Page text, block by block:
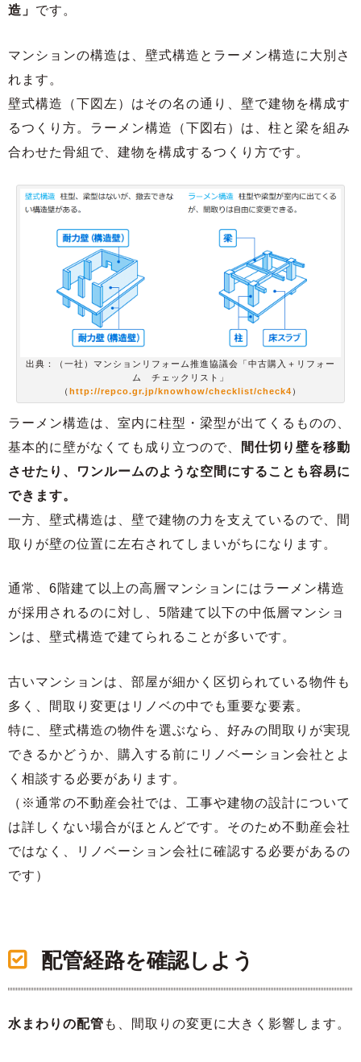
造」 です。
マンションの構造は、壁式構造とラーメン構造に大別さ
れます。
壁式構造（下図左）はその名の通り、壁で建物を構成す
るつくり方。ラーメン構造（下図右）は、柱と梁を組み
合わせた骨組で、建物を構成するつくり方です。
出典：（一社）マンションリフォーム推進協議会「中古購入＋リフォー
ム チェックリスト」
（ http://repco.gr.jp/knowhow/checklist/check4 ）
ラーメン構造は、室内に柱型・梁型が出てくるものの、
基本的に壁がなくても成り立つので、
間仕切り壁を移動
させたり、ワンルームのような空間にすることも容易に
できます。
一方、壁式構造は、壁で建物の力を支えているので、間
取りが壁の位置に左右されてしまいがちになります。
通常、6階建て以上の高層マンションにはラーメン構造
が採用されるのに対し、5階建て以下の中低層マンショ
ンは、壁式構造で建てられることが多いです。
古いマンションは、部屋が細かく区切られている物件も
多く、間取り変更はリノベの中でも重要な要素。
特に、壁式構造の物件を選ぶなら、好みの間取りが実現
できるかどうか、購入する前にリノベーション会社とよ
く相談する必要があります。
（※通常の不動産会社では、工事や建物の設計について
は詳しくない場合がほとんどです。そのため不動産会社
ではなく、リノベーション会社に確認する必要があるの
です）
配管経路を確認しよう
水まわりの配管 も、間取りの変更に大きく影響します。